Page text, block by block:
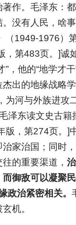
作。毛泽东：
没有人民，啥
（1949-1976）
，第483页。]诚
”，他的“地学才
出的地缘战略
为河与外族进攻
泽东读文史古
版，第274页。]
治家治国；同时
的重要渠道，
御敌可以凝聚
政治紧密相关。
机。